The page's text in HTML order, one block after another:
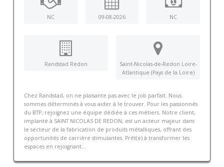
NC 09-08-2026 NC
Randstad Redon
Saint-Nicolas-de-Redon Loire-
Atlantique (Pays de la Loire)
Chez Randstad, on ne plaisante pas avec le job parfait. Nous
sommes déterminés à vous aider à le trouver. Pour les passionnés
du BTP, rejoignez une équipe dédiée à ces métiers. Notre client,
implanté à SAINT NICOLAS DE REDON, est un acteur majeur dans
le secteur de la fabrication de produits métalliques, offrant des
opportunités de carrière stimulantes. Prêt(e) à transformer les
espaces en rejoignant...